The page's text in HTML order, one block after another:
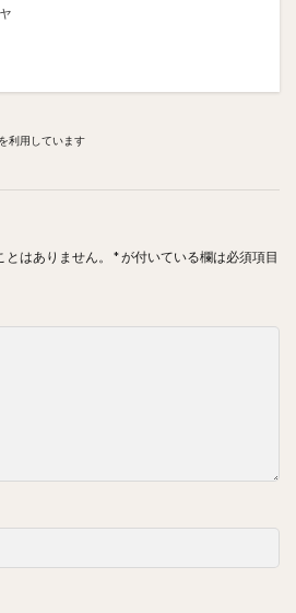
利用しています
はありません。 *が付いている欄は必須項目